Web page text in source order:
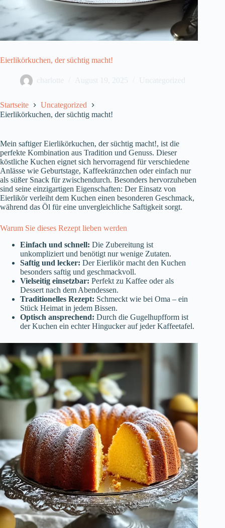
Eierlikörkuchen, der süchtig macht!
charlotte August 19, 2025 Uncategorized
Startseite
Uncategorized
Eierlikörkuchen, der süchtig macht!
Mein saftiger Eierlikörkuchen, der süchtig macht!, ist die
perfekte Kombination aus Tradition und Genuss. Dieser
köstliche Kuchen eignet sich hervorragend für verschiedene
Anlässe wie Geburtstage, Kaffeekränzchen oder einfach nur
als süßer Snack für zwischendurch. Besonders hervorzuheben
sind seine einzigartigen Eigenschaften: Der Einsatz von
Eierlikör verleiht dem Kuchen einen besonderen Geschmack,
während das Öl für eine unvergleichliche Saftigkeit sorgt.
Warum Sie dieses Rezept lieben werden
Einfach und schnell: Die Zubereitung ist
unkompliziert und benötigt nur wenige Zutaten.
Saftig und lecker: Der Eierlikör macht den Kuchen
besonders saftig und geschmackvoll.
Vielseitig einsetzbar: Perfekt zu Kaffee oder als
Dessert nach dem Abendessen.
Traditionelles Rezept: Schmeckt wie bei Oma – ein
Stück Heimat in jedem Bissen.
Optisch ansprechend: Durch die Gugelhupfform ist
der Kuchen ein echter Hingucker auf jeder Kaffeetafel.